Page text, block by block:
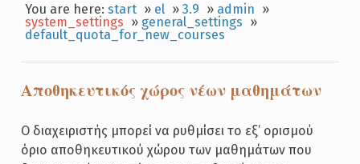
You are here:start » el »3.9 » admin »
system_settings » general_settings »
default_quota_for_new_courses
Αποθηκευτικός χώρος νέων μαθημάτων
Ο διαχειριστής μπορεί να ρυθμίσει το εξ’ ορισμού
όριο αποθηκευτικού χώρου των μαθημάτων που